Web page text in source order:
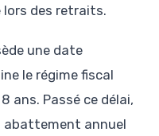
lors des retraits.
une date
le régime fiscal
ans. Passé ce délai,
abattement annuel